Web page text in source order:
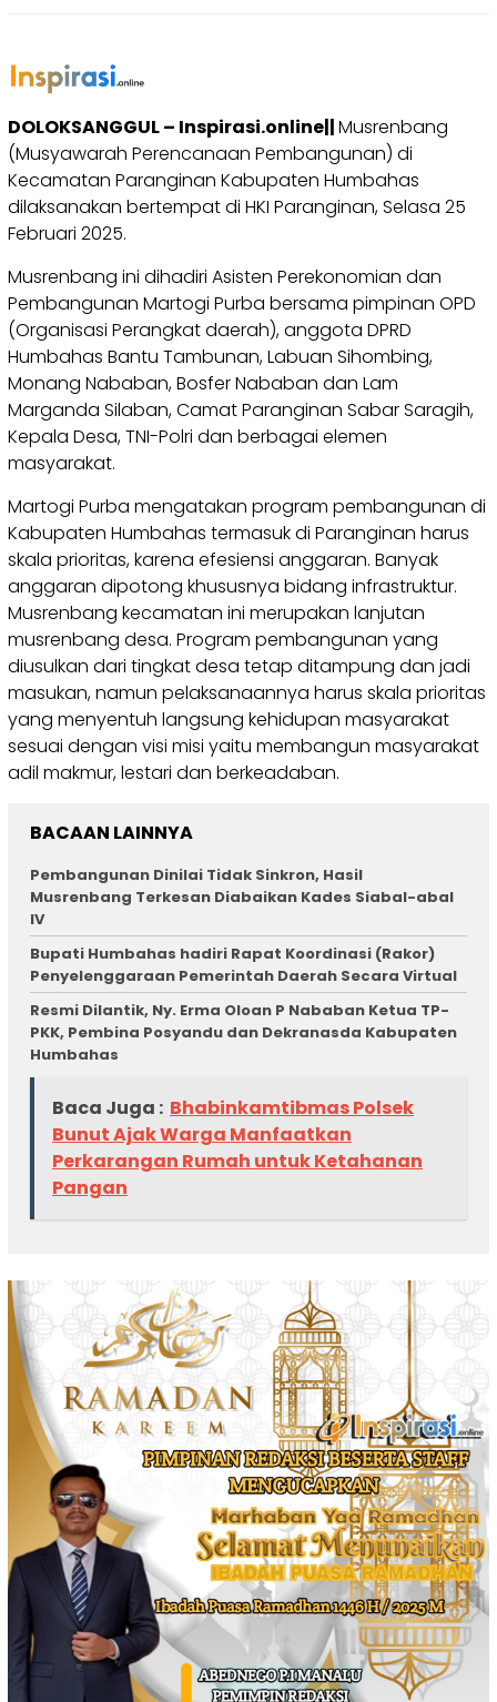
DOLOKSANGGUL – Inspirasi.online||Musrenbang
(Musyawarah Perencanaan Pembangunan) di
Kecamatan Paranginan Kabupaten Humbahas
dilaksanakan bertempat di HKI Paranginan, Selasa 25
Februari 2025.
Musrenbang ini dihadiri Asisten Perekonomian dan
Pembangunan Martogi Purba bersama pimpinan OPD
(Organisasi Perangkat daerah), anggota DPRD
Humbahas Bantu Tambunan, Labuan Sihombing,
Monang Nababan, Bosfer Nababan dan Lam
Marganda Silaban, Camat Paranginan Sabar Saragih,
Kepala Desa, TNI-Polri dan berbagai elemen
masyarakat.
Martogi Purba mengatakan program pembangunan di
Kabupaten Humbahas termasuk di Paranginan harus
skala prioritas, karena efesiensi anggaran. Banyak
anggaran dipotong khususnya bidang infrastruktur.
Musrenbang kecamatan ini merupakan lanjutan
musrenbang desa. Program pembangunan yang
diusulkan dari tingkat desa tetap ditampung dan jadi
masukan, namun pelaksanaannya harus skala prioritas
yang menyentuh langsung kehidupan masyarakat
sesuai dengan visi misi yaitu membangun masyarakat
adil makmur, lestari dan berkeadaban.
BACAAN LAINNYA
Pembangunan Dinilai Tidak Sinkron, Hasil
Musrenbang Terkesan Diabaikan Kades Siabal-abal
IV
Bupati Humbahas hadiri Rapat Koordinasi (Rakor)
Penyelenggaraan Pemerintah Daerah Secara Virtual
Resmi Dilantik, Ny. Erma Oloan P Nababan Ketua TP-
PKK, Pembina Posyandu dan Dekranasda Kabupaten
Humbahas
Baca Juga : Bhabinkamtibmas Polsek
Bunut Ajak Warga Manfaatkan
Perkarangan Rumah untuk Ketahanan
Pangan